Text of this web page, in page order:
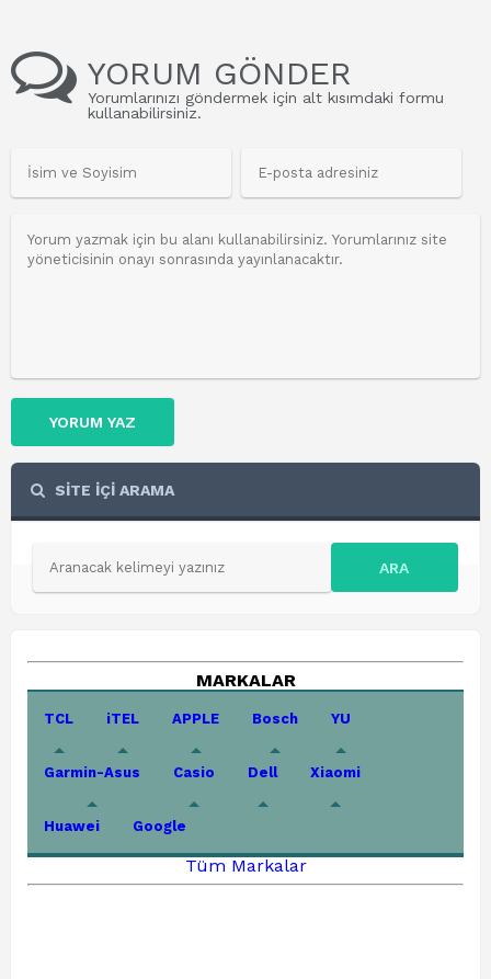
YORUM GÖNDER
Yorumlarınızı göndermek için alt kısımdaki formu
kullanabilirsiniz.
YORUM YAZ
SİTE İÇİ ARAMA
ARA
MARKALAR
TCL iTEL APPLE Bosch YU
Garmin-Asus Casio Dell Xiaomi
Huawei Google
Tüm Markalar